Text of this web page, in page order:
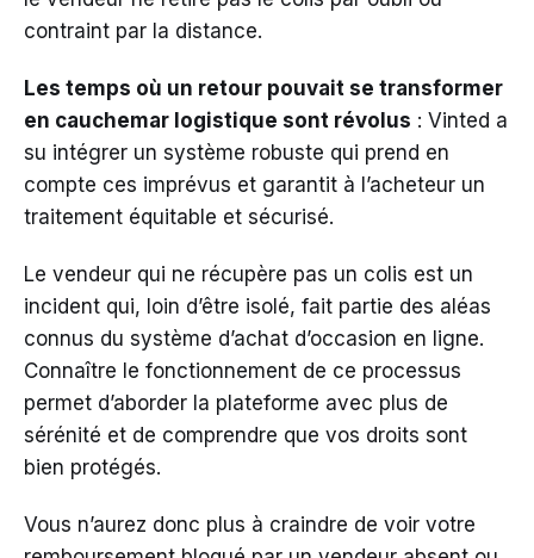
contraint par la distance.
Les temps où un retour pouvait se transformer
en cauchemar logistique sont révolus : Vinted a
su intégrer un système robuste qui prend en
compte ces imprévus et garantit à l’acheteur un
traitement équitable et sécurisé.
Le vendeur qui ne récupère pas un colis est un
incident qui, loin d’être isolé, fait partie des aléas
connus du système d’achat d’occasion en ligne.
Connaître le fonctionnement de ce processus
permet d’aborder la plateforme avec plus de
sérénité et de comprendre que vos droits sont
bien protégés.
Vous n’aurez donc plus à craindre de voir votre